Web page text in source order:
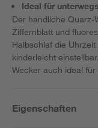
Ideal für unterwegs
Der handliche Quarz-
Ziffernblatt und
Halbschlaf die
kinderleicht
Wecker auch ideal
Eigenschaften